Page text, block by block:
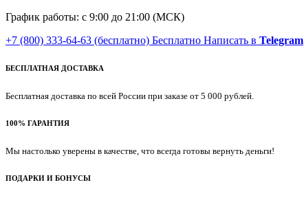
График работы: с 9:00 до 21:00 (МСК)
+7 (800) 333-64-63 (бесплатно) Бесплатно Написать в Telegram
БЕСПЛАТНАЯ ДОСТАВКА
Бесплатная доставка по всей России при заказе от 5 000 рублей.
100% ГАРАНТИЯ
Мы настолько уверены в качестве, что всегда готовы вернуть деньги!
ПОДАРКИ И БОНУСЫ